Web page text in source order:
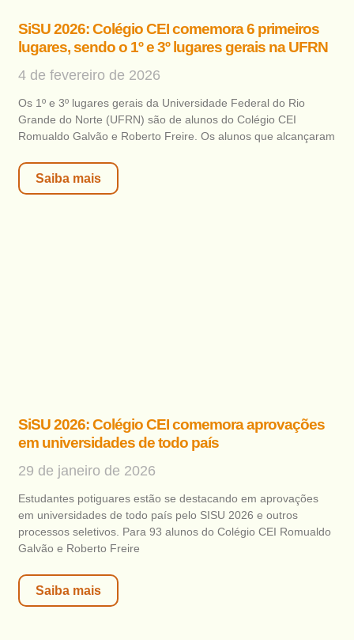
SiSU 2026: Colégio CEI comemora 6 primeiros
lugares, sendo o 1º e 3º lugares gerais na UFRN
4 de fevereiro de 2026
Os 1º e 3º lugares gerais da Universidade Federal do Rio
Grande do Norte (UFRN) são de alunos do Colégio CEI
Romualdo Galvão e Roberto Freire. Os alunos que alcançaram
Saiba mais
SiSU 2026: Colégio CEI comemora aprovações
em universidades de todo país
29 de janeiro de 2026
Estudantes potiguares estão se destacando em aprovações
em universidades de todo país pelo SISU 2026 e outros
processos seletivos. Para 93 alunos do Colégio CEI Romualdo
Galvão e Roberto Freire
Saiba mais